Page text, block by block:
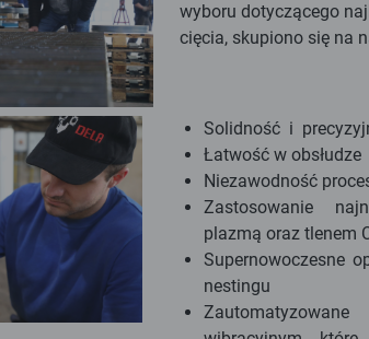
wyboru dotyczącego
cięcia, skupiono się na
Solidność i
Łatwość w obsłudze
Niezawodność
Zastosowanie
plazmą oraz tlenem
Supernowoczesne
nestingu